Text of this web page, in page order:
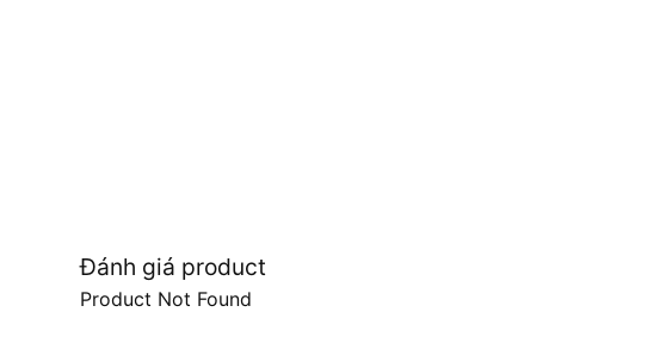
Đánh giá product
Product Not Found